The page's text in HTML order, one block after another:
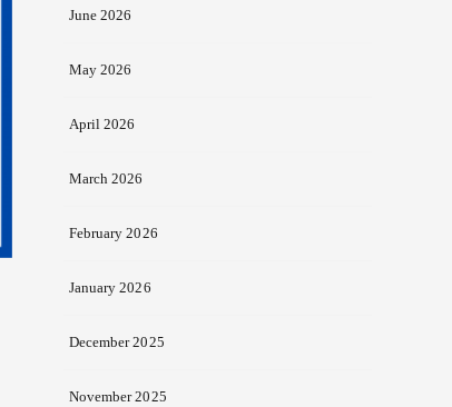
June 2026
May 2026
April 2026
March 2026
February 2026
January 2026
December 2025
November 2025